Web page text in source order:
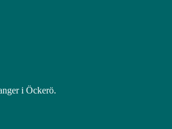
i Öckerö.